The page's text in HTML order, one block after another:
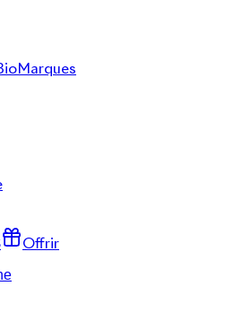
Marques
Offrir